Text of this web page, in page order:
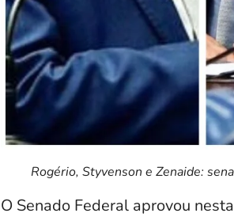
Rogério, Styvenson e Zenaide:
O Senado Federal aprovou